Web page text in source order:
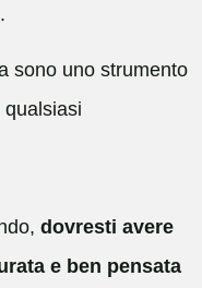
sono uno strumento
dovresti avere
e ben pensata